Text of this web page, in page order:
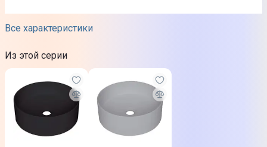
Все характеристики
Физические характеристики
10,5 х 36 см
Комплектация
Инструкция
Гарантийный талон
Раковина
Из этой серии